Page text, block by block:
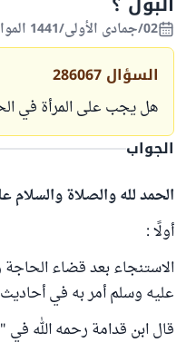
02/جمادى الأولى/1441 الموافق 28/ديسمبر/2019
السؤال 286067
هل يجب على المرأة في
الجواب
الحمد لله والصلاة والسلام
أولًا :
الاستنجاء بعد قضاء الحاجة
عليه وسلم أمر به في
قال ابن قدامة رحمه الله في